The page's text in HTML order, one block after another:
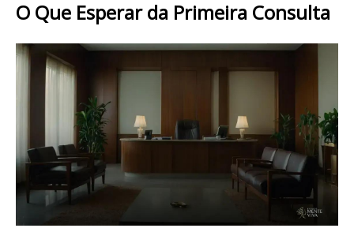
O Que Esperar da Primeira Consulta